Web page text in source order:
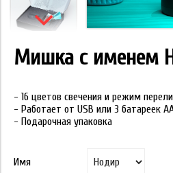
Мишка с именем
- 16 цветов свечения и режим
- Работает от USB или 3 батареек
- Подарочная упаковка
Имя